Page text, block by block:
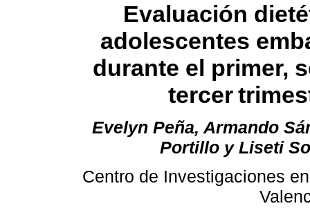
Evaluación
adolescentes
durante el primer,
tercer
Evelyn Peña, Armando
Portillo y Liseti
Centro de Investigaciones